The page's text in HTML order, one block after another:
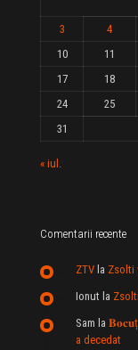
3
4
10
11
17
18
24
25
31
« iul.
Comentarii recente
ZTV la Zsolti
Ionut la
Sam la 𝐁𝐨𝐜𝐮ț
a decedat